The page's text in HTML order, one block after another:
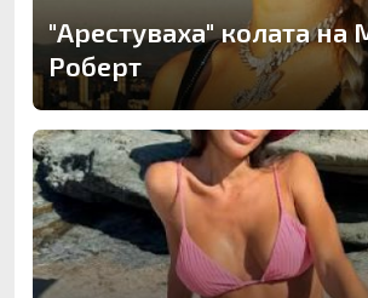
"Арестуваха" колата на
Роберт